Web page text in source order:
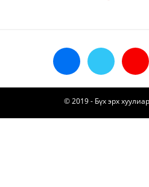
© 2019 - Бүх эрх